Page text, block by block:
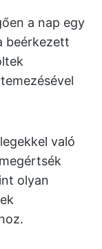
a nap egy
beérkezett
való
olyan